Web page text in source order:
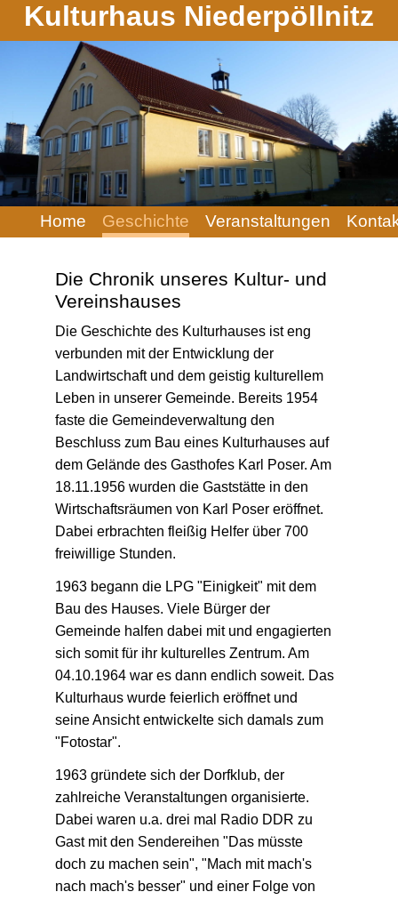
Kulturhaus Niederpöllnitz
Navigation
überspringen
Home Geschichte Veranstaltungen
Die Chronik unseres Kultur- und
Vereinshauses
Die Geschichte des Kulturhauses ist eng
verbunden mit der Entwicklung der
Landwirtschaft und dem geistig kulturellem
Leben in unserer Gemeinde. Bereits 1954
faste die Gemeindeverwaltung den
Beschluss zum Bau eines Kulturhauses auf
dem Gelände des Gasthofes Karl Poser. Am
18.11.1956 wurden die Gaststätte in den
Wirtschaftsräumen von Karl Poser eröffnet.
Dabei erbrachten fleißig Helfer über 700
freiwillige Stunden.
1963 begann die LPG "Einigkeit" mit dem
Bau des Hauses. Viele Bürger der
Gemeinde halfen dabei mit und engagierten
sich somit für ihr kulturelles Zentrum. Am
04.10.1964 war es dann endlich soweit. Das
Kulturhaus wurde feierlich eröffnet und
seine Ansicht entwickelte sich damals zum
"Fotostar".
1963 gründete sich der Dorfklub, der
zahlreiche Veranstaltungen organisierte.
Dabei waren u.a. drei mal Radio DDR zu
Gast mit den Sendereihen "Das müsste
doch zu machen sein", "Mach mit mach's
nach mach's besser" und einer Folge von